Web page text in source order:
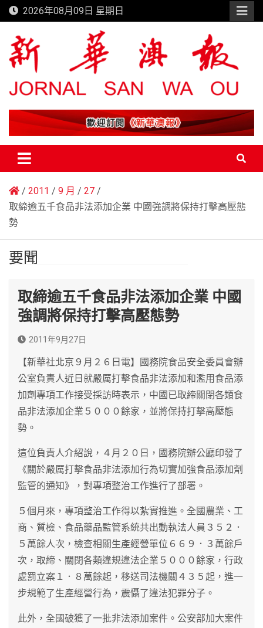
Skip
to
content
2026年08月09日 星期日
新華澳報
2011 9 月
27
取締逾五千食品非法添加企業 中國強調將保持打擊高壓態
勢
要聞
取締逾五千食品非法添加企業 中國
強調將保持打擊高壓態勢
2011年9月27日
【新華社北京９月２６日電】國務院食品安全委員會辦
公室負責人近日就嚴厲打擊食品非法添加和濫用食品添
加劑專項工作接受採訪時表示，中國已取締關閉各類食
品非法添加企業５０００餘家，並將保持打擊高壓態
勢。
這位負責人介紹說，４月２０日，國務院辦公廳印發了
《關於嚴厲打擊食品非法添加行為切實加強食品添加劑
監管的通知》，對專項整治工作進行了部署。
５個月來，專項整治工作得以紮實推進。全國農業、工
商、質檢、食品藥品監管系統共出動執法人員３５２．
５萬餘人次，檢查相關生產經營單位６６９．３萬餘戶
次，取締、關閉各類違規違法企業５０００餘家，行政
處罰立案１．８萬餘起，移送司法機關４３５起，進一
步規範了生產經營行為，震懾了違法犯罪分子。
此外，全國破獲了一批非法添加案件。公安部加大案件